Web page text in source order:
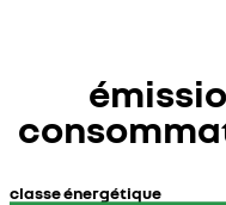
classe énergétique